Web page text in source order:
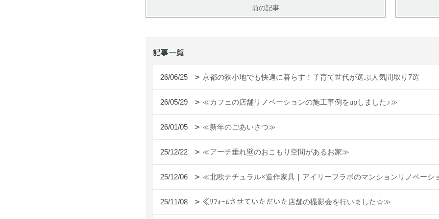
前の記事
記事一覧
26/06/25 京都の狭小地でも快適に暮らす！子育て世代が選ぶ人気間取り7選
26/05/29 ≪カフェの店舗リノベーションの施工事例をupしました♪≫
26/01/05 ≪新年のごあいさつ≫
25/12/22 ≪アーチ垂れ壁のおこもり空間があるお家≫
25/12/06 ≪北欧ナチュラル×造作家具｜アイリーフラボのマンションリノベーシ
25/11/08 ≪ﾘﾌｫｰﾑさせていただいた店舗の撮影会を行いました☆≫